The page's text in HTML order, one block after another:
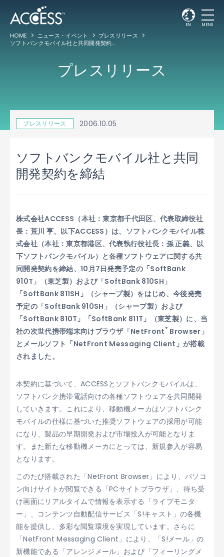
EN MENU
HOME ニュース・イベント
プレスリリース
ソフトバンクモバイル社と共同開発契約を締結
プレスリリース
プレスリリース 2006.10.05
ソフトバンクモバイル社と共同
開発契約を締結
株式会社ACCESS（本社：東京都千代田区、代表取締役社
長：荒川 亨、以下ACCESS）は、ソフトバンクモバイル株
式会社（本社：東京都港区、代表執行役社長：孫 正義、以
下ソフトバンクモバイル）と各種ソフトウェアに関する共
同開発契約を締結、10月7日発売予定の「SoftBank
910T」（東芝製）および「SoftBank 810SH」
「SoftBank 811SH」（シャープ製）をはじめ、今後発売
予定の「SoftBank 910SH」（シャープ製）および
「SoftBank 810T」「SoftBank 811T」（東芝製）に、当
社の次世代携帯端末向けブラウザ「NetFront ® Browser」
とメールソフト「NetFront Messaging Client」が搭載
されました。
本契約に基づいて、ACCESSとソフトバンクモバイルは、
ソフトバンク携帯電話向けの各種ソフトウェアを共同開発
していきます。これにより、移動機メーカはソフトバンク
モバイルの仕様に基づいた推奨ソフトウェアの採用が可能
になり、製品の早期開発および市場投入が可能となりま
す。また新たな移動機メーカにとっては、新規参入が容易
となります。
このたび搭載された「NetFront Browser」により、パソコ
ン向けサイトが閲覧できる「PCサイトブラウザ」、待ち受
け画面にリアルタイムで情報を表示する「ライブモニタ
ー」、コンテンツ自動配信サービス「S!キャスト」の各機
能を提供し、多彩な閲覧環境を実現しています。さらに
「NetFront Messaging Client」により、「S!メール」の
新機能である「アレンジメール」および「フィーリングメ